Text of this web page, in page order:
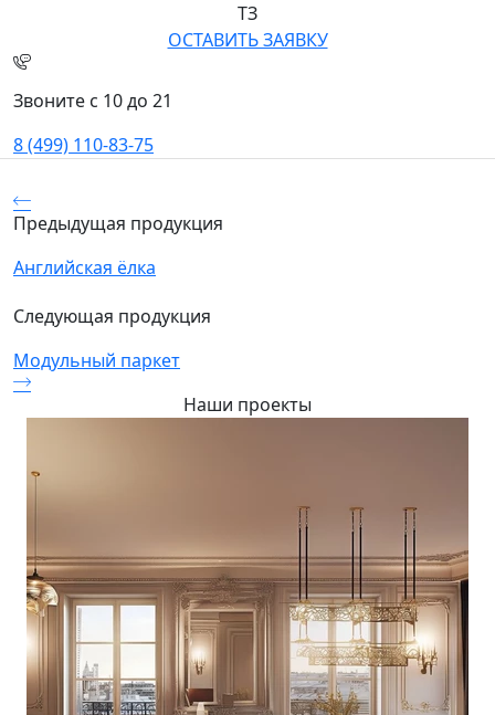
ТЗ
ОСТАВИТЬ ЗАЯВКУ
Звоните с 10 до 21
8 (499) 110-83-75
Предыдущая продукция
Английская ёлка
Следующая продукция
Модульный паркет
Наши проекты